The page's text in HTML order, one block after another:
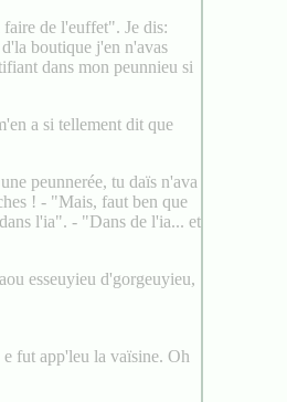
de l'euffet". Je dis:
boutique j'en n'avas
dans mon peunnieu si
a si tellement dit que
peunnerée, tu daïs n'ava
! - "Mais, faut ben que
l'ia". - "Dans de l'ia... et
esseuyieu d'gorgeuyieu,
fut app'leu la vaïsine. Oh